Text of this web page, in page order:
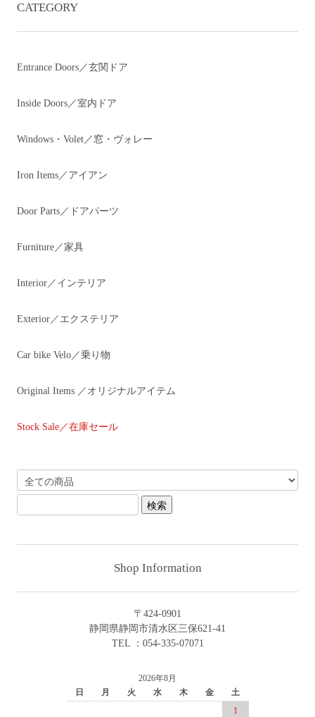
CATEGORY
Entrance Doors／玄関ドア
Inside Doors／室内ドア
Windows・Volet／窓・ヴォレー
Iron Items／アイアン
Door Parts／ドアパーツ
Furniture／家具
Interior／インテリア
Exterior／エクステリア
Car bike Velo／乗り物
Original Items ／オリジナルアイテム
Stock Sale／在庫セール
Shop Information
〒424-0901
静岡県静岡市清水区三保621-41
TEL ：054-335-07071
2026年8月
日
月 火 水 木 金
土
1